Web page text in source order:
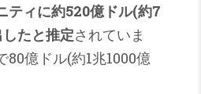
ティに約520億ドル(約7
たと推定されていま
80億ドル(約1兆1000億